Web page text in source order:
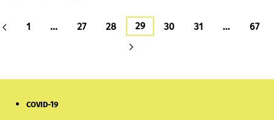
1 … 27 28 29 30 31 … 67
COVID-19